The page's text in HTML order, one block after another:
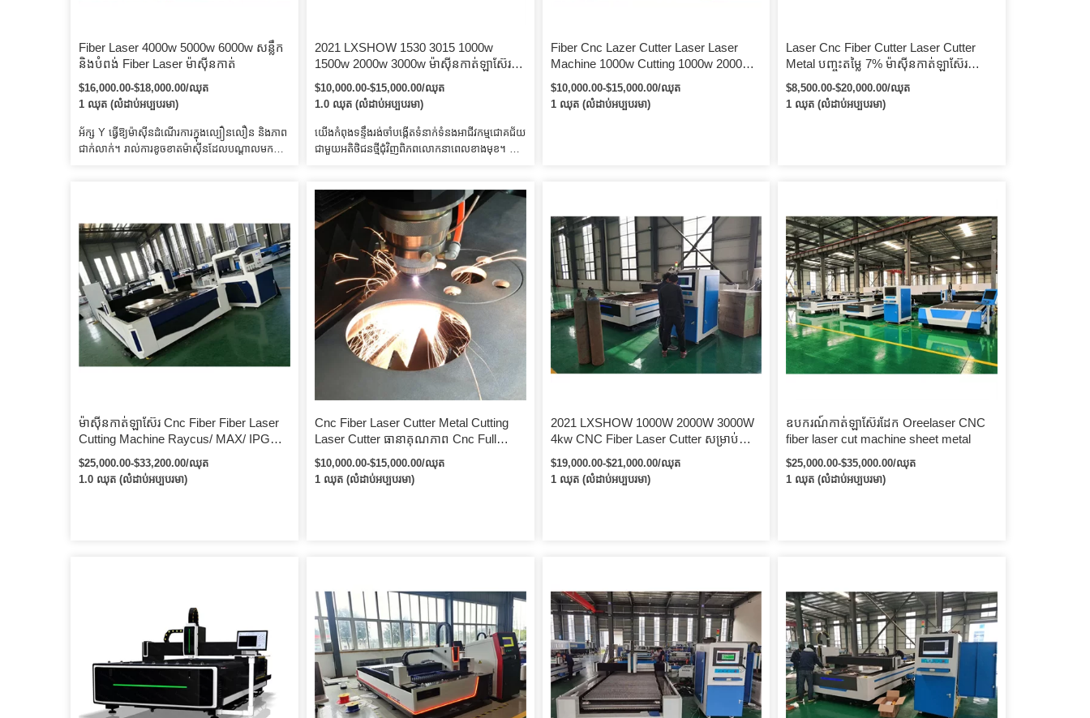
Fiber Laser 4000w 5000w 6000w សន្លឹក
និងបំពង់ Fiber Laser ម៉ាស៊ីនកាត់
$16,000.00-$18,000.00/ឈុត
1 ឈុត (លំដាប់អប្បបរមា)
អ័ក្ស Y ធ្វើឱ្យម៉ាស៊ីនដំណើរការក្នុងល្បឿនលឿន និងភាព
ជាក់លាក់។ រាល់ការខូចខាតម៉ាស៊ីនដែលបណ្តាលមកពី
2021 LXSHOW 1530 3015 1000w
1500w 2000w 3000w ម៉ាស៊ីនកាត់ឡាស៊ែរ
ជាតិសរសៃដែក CNC / ម៉ាស៊ីនកាត់ឡាស៊ែរជាតិ
សរសៃដែកអ៊ីណុក
$10,000.00-$15,000.00/ឈុត
1.0 ឈុត (លំដាប់អប្បបរមា)
យើងកំពុងទន្ទឹងរង់ចាំបង្កើតទំនាក់ទំនងអាជីវកម្មជោគជ័យ
ជាមួយអតិថិជនថ្មីជុំវិញពិភពលោកនាពេលខាងមុខ។ នៅ
អាជីវកម្មជោគជ័យជាមួយអតិថិជនថ្មីជុំវិញពិភពលោកនា
ពេលខាងមុខ។
Fiber Cnc Lazer Cutter Laser Laser
Machine 1000w Cutting 1000w 2000w
3kw 3015 Fiber Optic Equipment Cnc
Lazer Cutter Carbon Metal Fiber Laser
Cutting Machine for Stainless Steel
$10,000.00-$15,000.00/ឈុត
1 ឈុត (លំដាប់អប្បបរមា)
Laser Cnc Fiber Cutter Laser Cutter
Metal បញ្ចុះតម្លៃ 7% ម៉ាស៊ីនកាត់ឡាស៊ែរ
500W 1000W តម្លៃ / CNC Fiber Laser
Laser Sheet Metal
$8,500.00-$20,000.00/ឈុត
1 ឈុត (លំដាប់អប្បបរមា)
ម៉ាស៊ីនកាត់ឡាស៊ែរ Cnc Fiber Fiber Laser
Cutting Machine Raycus/ MAX/ IPG
Laser Cnc Metal Cutter 2000kw 4KW
6kw Full Enclosed Fiber Laser Cutting
Machine
$25,000.00-$33,200.00/ឈុត
1.0 ឈុត (លំដាប់អប្បបរមា)
Cnc Fiber Laser Cutter Metal Cutting
Laser Cutter ធានាគុណភាព Cnc Full
Closed Metal Plate Fiber Laser Cutting
Machine Cutter for Metal
$10,000.00-$15,000.00/ឈុត
1 ឈុត (លំដាប់អប្បបរមា)
2021 LXSHOW 1000W 2000W 3000W
4kw CNC Fiber Laser Cutter សម្រាប់ដែក
សន្លឹកអាលុយមីញ៉ូមដែក wuhan Raycus
Fiber ម៉ាស៊ីនកាត់ឡាស៊ែរ
$19,000.00-$21,000.00/ឈុត
1 ឈុត (លំដាប់អប្បបរមា)
ឧបករណ៍កាត់ឡាស៊ែរដែក Oreelaser CNC
fiber laser cut machine sheet metal
$25,000.00-$35,000.00/ឈុត
1 ឈុត (លំដាប់អប្បបរមា)